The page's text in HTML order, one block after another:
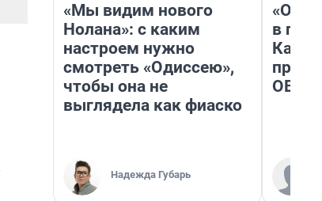
«Мы видим нового
Нолана»: с каким
настроем нужно
смотреть «Одиссею»,
чтобы она не
выглядела как фиаско
Надежда Губарь
в
Как в
ОВЗ